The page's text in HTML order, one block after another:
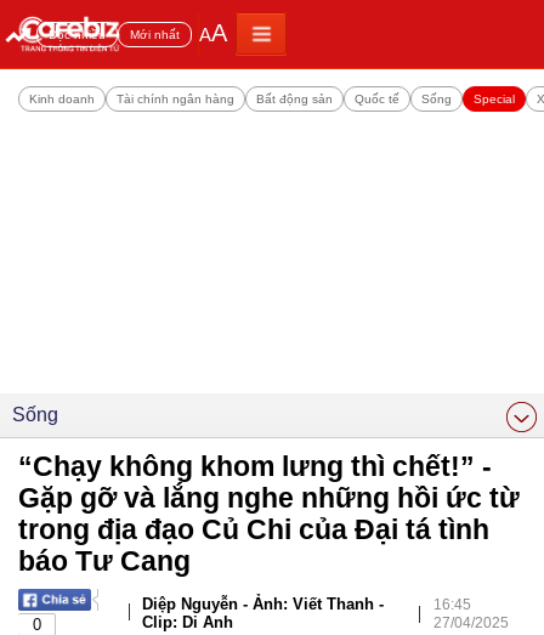
Đọc nhiều Mới nhất AA
Kinh doanh Tài chính ngân hàng Bất động sản Quốc tế Sống Special
Sống
“Chạy không khom lưng thì chết!” -
Gặp gỡ và lắng nghe những hồi ức từ
trong địa đạo Củ Chi của Đại tá tình
báo Tư Cang
0
|
Diệp Nguyễn - Ảnh: Viết Thanh -
Clip: Di Anh
|
16:45
27/04/2025